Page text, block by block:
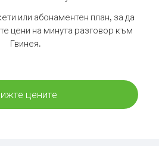
или абонаментен план, за да
цени на минута разговор към
Гвинея.
цените